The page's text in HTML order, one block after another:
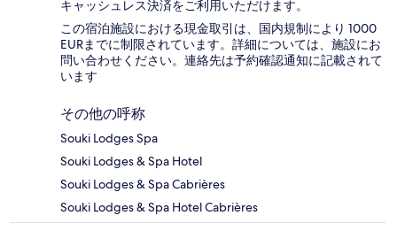
キャッシュレス決済をご利用いただけます。
この宿泊施設における現金取引は、国内規制により 1000
EURまでに制限されています。詳細については、施設にお
問い合わせください。連絡先は予約確認通知に記載されて
います
その他の呼称
Souki Lodges Spa
Souki Lodges & Spa Hotel
Souki Lodges & Spa Cabrières
Souki Lodges & Spa Hotel Cabrières